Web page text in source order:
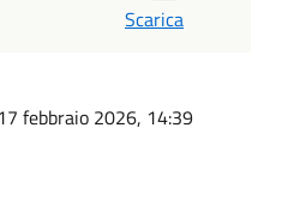
Scarica
febbraio 2026, 14:39